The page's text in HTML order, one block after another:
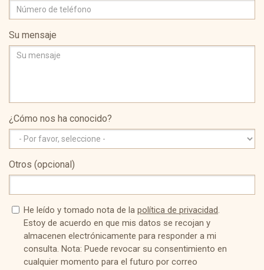
Su mensaje
¿Cómo nos ha conocido?
Otros (opcional)
He leído y tomado nota de la política de privacidad.
Estoy de acuerdo en que mis datos se recojan y
almacenen electrónicamente para responder a mi
consulta. Nota: Puede revocar su consentimiento en
cualquier momento para el futuro por correo